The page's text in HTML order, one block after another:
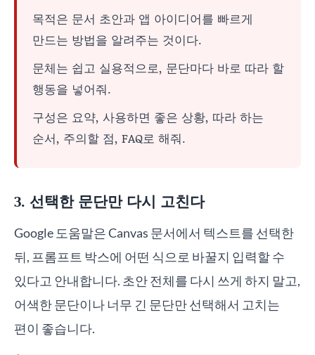
목적은 문서 초안과 앱 아이디어를 빠르게
만드는 방법을 알려주는 것이다.
문체는 쉽고 실용적으로, 문단마다 바로 따라 할
행동을 넣어줘.
구성은 요약, 사용하면 좋은 상황, 따라 하는
순서, 주의할 점, FAQ로 해줘.
3. 선택한 문단만 다시 고친다
Google 도움말은 Canvas 문서에서 텍스트를 선택한
뒤, 프롬프트 박스에 어떤 식으로 바꿀지 입력할 수
있다고 안내합니다. 초안 전체를 다시 쓰게 하지 말고,
어색한 문단이나 너무 긴 문단만 선택해서 고치는
편이 좋습니다.